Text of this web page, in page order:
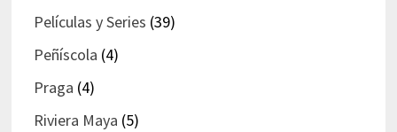
Películas y Series (39)
Peñíscola (4)
Praga (4)
Riviera Maya (5)